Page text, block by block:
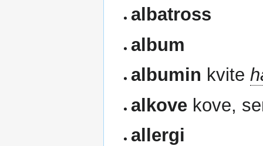
albatross
album
albumin kvite
alkove kove,
allergi